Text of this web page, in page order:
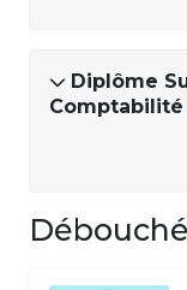
Diplôme